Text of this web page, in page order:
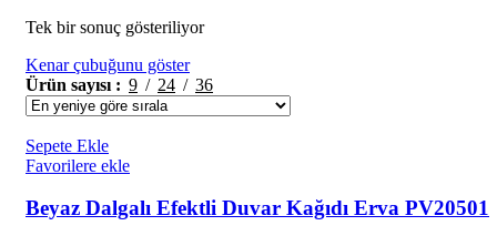
Tek bir sonuç gösteriliyor
Kenar çubuğunu göster
Ürün sayısı
9 24 36
Sepete Ekle
Favorilere ekle
Beyaz Dalgalı Efektli Duvar Kağıdı Erva PV20501